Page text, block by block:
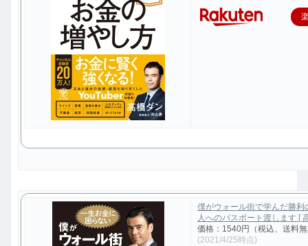
僕がウォール街で学んだ勝利
人へのパスポート渡します [
価格：1540円（税込、送料
(2021/4/25時点)